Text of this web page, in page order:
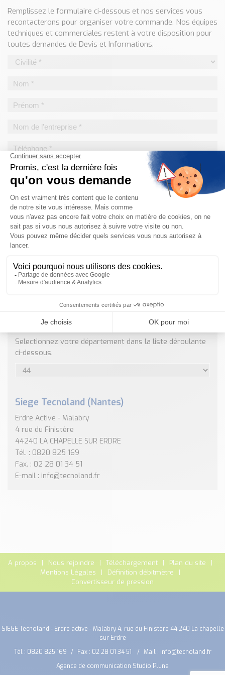
Classé par marque
ENDRESS+HAUSER
SICK
SCHMERSAL
IDEM SAFETY
Téléchargement (Logiciels, Documents,..)
Convertisseur de pression
Formulaire Débitmètre
Calculateur maintien en température
Calculateur Chauffage/Liquide/Gaz
Blog
Nos Réalisations
Conseils et Actualités
brasseries
Devis, Tarifs, Renseignements techniques
Remplissez le formulaire ci-dessous et nos services vous
recontacterons pour organiser votre commande. Nos équipes
techniques et commerciales restent à votre disposition pour
toutes demandes de Devis et Informations.
NOS COORDONNÉES
Selectionnez votre département dans la liste déroulante
ci-dessous.
Siege Tecnoland (Nantes)
Erdre Active - Malabry
4 rue du Finistère
44240 LA CHAPELLE SUR ERDRE
Tél. : 0820 825 169
Fax. : 02 28 01 34 51
E-mail : info@tecnoland.fr
A propos Nous rejoindre Téléchargement
Plan du site
Mentions Légales
Définition débitmètre
Convertisseur de pression
SIEGE Tecnoland - Erdre active - Malabry 4, rue du Finistère 44 240 La chapelle
sur Erdre
Tél : 0820 825 169 Fax : 02 28 01 34 51 Mail : info@tecnoland.fr
Agence de communication Studio Plune